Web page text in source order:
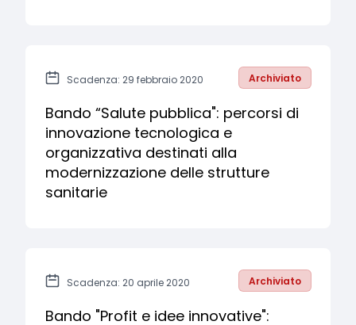
Scadenza: 29 febbraio 2020 Archiviato
Bando “Salute pubblica": percorsi di
innovazione tecnologica e
organizzativa destinati alla
modernizzazione delle strutture
sanitarie
Scadenza: 20 aprile 2020 Archiviato
Bando "Profit e idee innovative":